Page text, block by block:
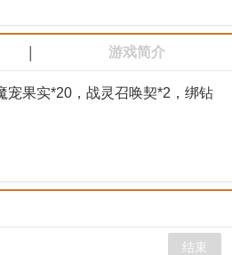
游戏简介
宠果实*20，战灵召唤契*2，绑钻
结束